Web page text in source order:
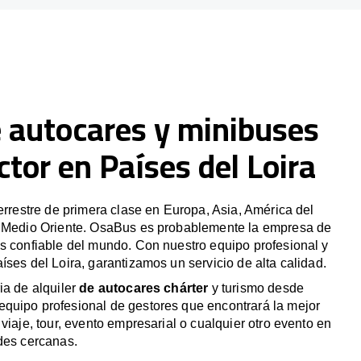
y minibuses
en Países del Loira
de primera clase en Europa, Asia, América del
Oriente. OsaBus es probablemente la empresa de
confiable del mundo. Con nuestro equipo profesional y
del Loira, garantizamos un servicio de alta calidad.
de alquilerde autocares chárter y turismo desde
profesional de gestores que encontrará la mejor
tour, evento empresarial o cualquier otro evento en
cercanas.